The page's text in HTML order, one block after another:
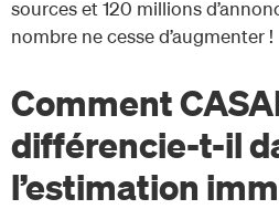
sources et 120 millions
nombre ne cesse d’augmenter !
Comment
différencie-t-il
l’estimation